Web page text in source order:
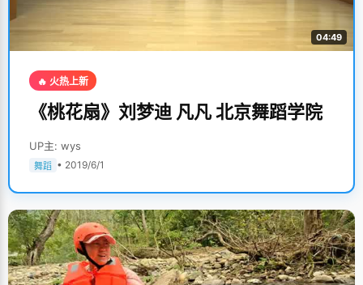
04:49
🔥 火热上新
《桃花扇》刘梦迪 凡凡 北京舞蹈学院
UP主: wys
舞蹈 • 2019/6/1